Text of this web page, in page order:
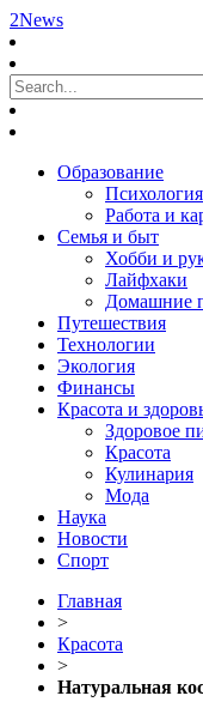
2News
Образование
Работа и
Семья и быт
Хобби и
Лайфхаки
Домашние
Путешествия
Технологии
Экология
Финансы
Красота и
Здоровое
Красота
Кулинария
Мода
Наука
Новости
Спорт
Главная
>
Красота
>
Натуральная